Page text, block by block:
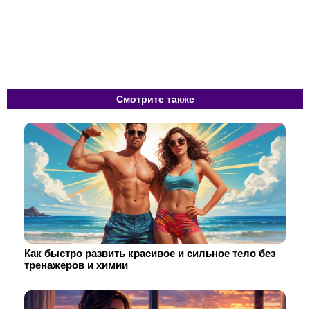
Смотрите также
Как быстро развить красивое и сильное тело без
тренажеров и химии